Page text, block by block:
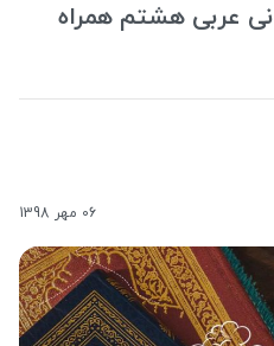
عربی هشتم همراه
06 مهر 1398